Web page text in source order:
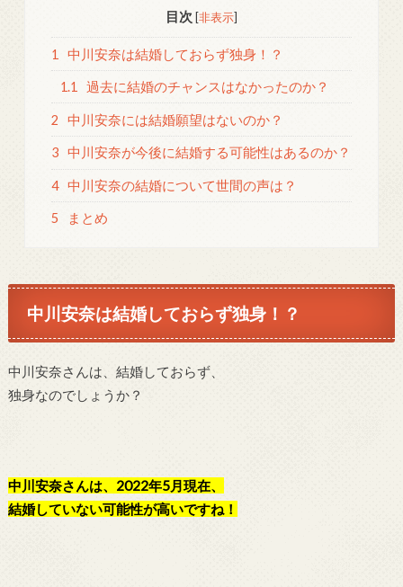
目次 [非表示]
1 中川安奈は結婚しておらず独身！？
1.1 過去に結婚のチャンスはなかったのか？
2 中川安奈には結婚願望はないのか？
3 中川安奈が今後に結婚する可能性はあるのか？
4 中川安奈の結婚について世間の声は？
5 まとめ
中川安奈は結婚しておらず独身！？
中川安奈さんは、結婚しておらず、
独身なのでしょうか？
中川安奈さんは、2022年5月現在、
結婚していない可能性が高いですね！